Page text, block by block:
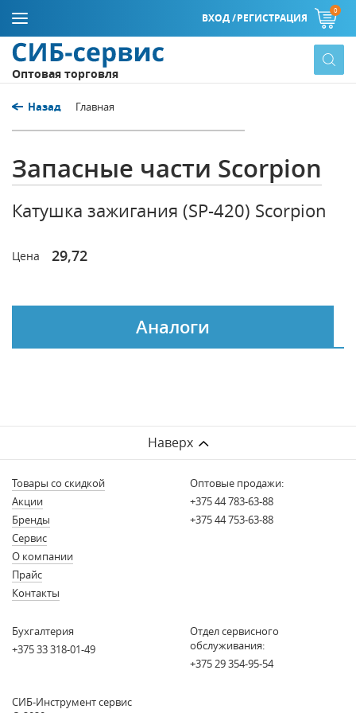
ВХОД /РЕГИСТРАЦИЯ
0
Оптовая торговля
Назад Главная
Запасные части Scorpion
Катушка зажигания (SP-420) Scorpion
Цена 29,72
Аналоги
Наверх
Товары со скидкой
Акции
Бренды
Сервис
О компании
Прайс
Контакты
Оптовые продажи:
+375 44 783-63-88
+375 44 753-63-88
Бухгалтерия
+375 33 318-01-49
Отдел сервисного
обслуживания:
+375 29 354-95-54
СИБ-Инструмент сервис